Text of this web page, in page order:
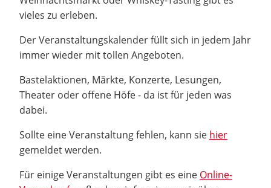
vieles zu erleben.
Der Veranstaltungskalender füllt sich in jedem Jahr
immer wieder mit tollen Angeboten.
Bastelaktionen, Märkte, Konzerte, Lesungen,
Theater oder offene Höfe - da ist für jeden was
dabei.
Sollte eine Veranstaltung fehlen, kann sie hier
gemeldet werden.
Für einige Veranstaltungen gibt es eine Online-